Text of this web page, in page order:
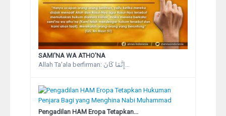
SAMI'NA WA ATHO'NA
Pengadilan HAM Eropa Tetapkan...